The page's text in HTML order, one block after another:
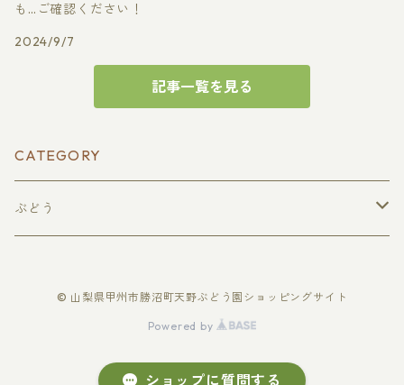
も…ご確認ください！
2024/9/7
記事一覧を見る
CATEGORY
ぶどう
シャインマスカット
© 山梨県甲州市勝沼町天野ぶどう園ショッピングサイト
Powered by
ショップに質問する